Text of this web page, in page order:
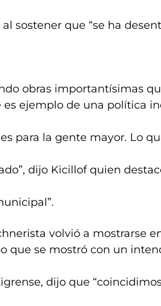
sostener que “se ha
obras importantísimas
ejemplo de una política
para la gente mayor. Lo
dijo Kicillof quien
volvió a mostrarse
que se mostró con un
dijo que